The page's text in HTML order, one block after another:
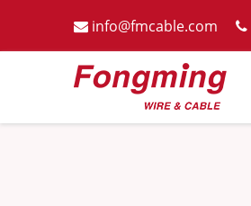
 info@fmcable.com 